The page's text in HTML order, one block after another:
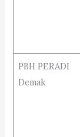
PBH PERADI
Demak